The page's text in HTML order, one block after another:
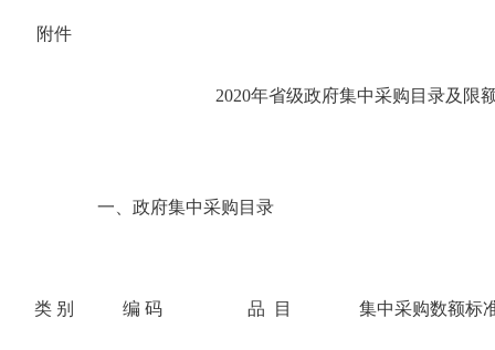
附件
2020年省级政府集中采购目录及限
一、政府集中采购目录
类 别 编 码 品 目 集中采购数额标